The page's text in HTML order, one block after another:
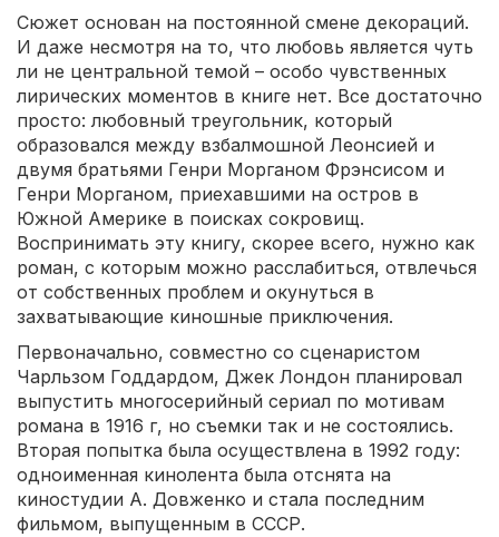
Сюжет основан на постоянной смене декораций.
И даже несмотря на то, что любовь является чуть
ли не центральной темой – особо чувственных
лирических моментов в книге нет. Все достаточно
просто: любовный треугольник, который
образовался между взбалмошной Леонсией и
двумя братьями Генри Морганом Фрэнсисом и
Генри Морганом, приехавшими на остров в
Южной Америке в поисках сокровищ.
Воспринимать эту книгу, скорее всего, нужно как
роман, с которым можно расслабиться, отвлечься
от собственных проблем и окунуться в
захватывающие киношные приключения.
Первоначально, совместно со сценаристом
Чарльзом Годдардом, Джек Лондон планировал
выпустить многосерийный сериал по мотивам
романа в 1916 г, но съемки так и не состоялись.
Вторая попытка была осуществлена в 1992 году:
одноименная кинолента была отснята на
киностудии А. Довженко и стала последним
фильмом, выпущенным в СССР.